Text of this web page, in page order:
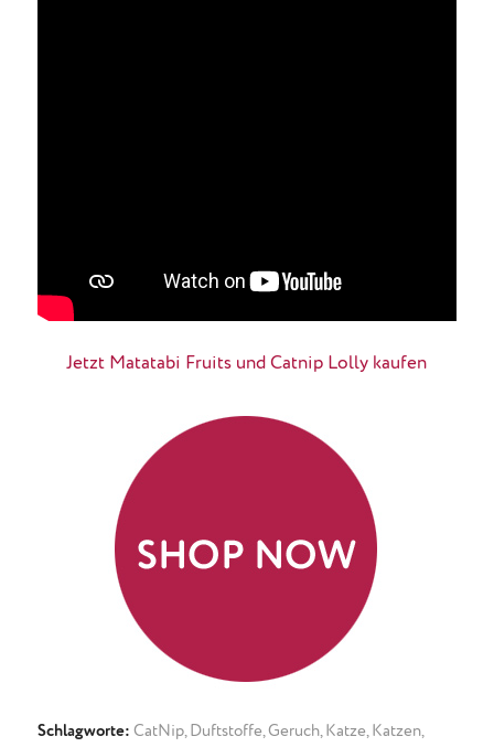
Jetzt Matatabi Fruits und Catnip Lolly kaufen
Schlagworte: CatNip, Duftstoffe Geruch, Katze Katzen,